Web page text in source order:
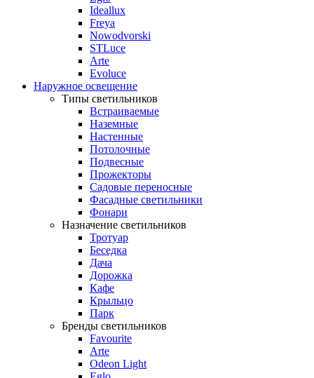
Ideallux
Freya
Nowodvorski
STLuce
Arte
Evoluce
Наружное освещение
Типы светильников
Встраиваемые
Наземные
Настенные
Потолочные
Подвесные
Прожекторы
Садовые переносные
Фасадные светильники
Фонари
Назначение светильников
Тротуар
Беседка
Дача
Дорожка
Кафе
Крыльцо
Парк
Бренды светильников
Favourite
Arte
Odeon Light